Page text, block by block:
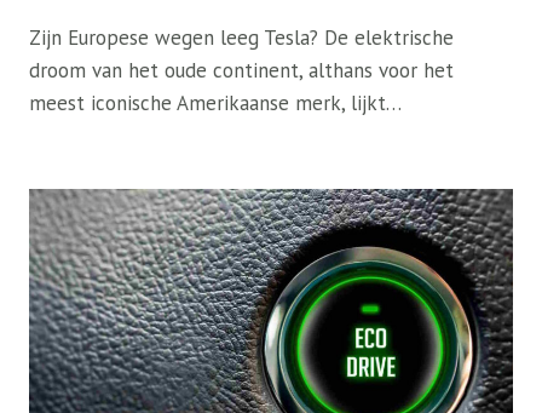
Zijn Europese wegen leeg Tesla? De elektrische
droom van het oude continent, althans voor het
meest iconische Amerikaanse merk, lijkt…